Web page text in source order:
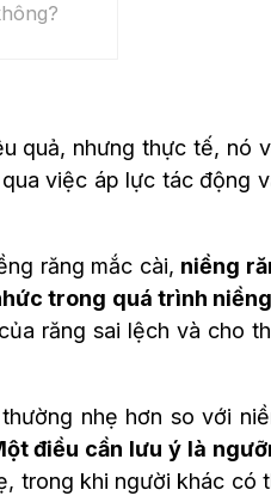
quả, nhưng thực tế, nó
việc áp lực tác động
răng mắc cài, niềng
trong quá trình niềng
răng sai lệch và cho
nhẹ hơn so với
điều cần lưu ý là
trong khi người khác có